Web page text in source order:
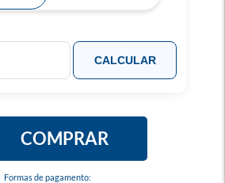
Formas de pagamento:
COMPRAR
CALCULAR